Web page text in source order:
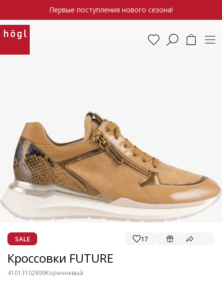
Первые поступления нового сезона!
SALE 17
Кроссовки FUTURE
41013102899Коричневый